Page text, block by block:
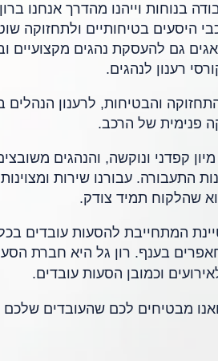
בנוחות וייהנו מהדרך אנחנו
היסעים בטיחותיים ולתחזוקה
גם להעסקת נהגים מקצועיים
רענון לנהגים.
והבטיחות, לרענון הנהלים
פנימית של הרכב.
קפדני ונוקשה, והנהגים
התעבורה. עבורנו שירות
שהלקוח תמיד צודק.
המתחייבת להסעות עובדים
בענף. רון גל היא חברת
וכמובן הסעות עובדים.
מבטיחים לכם שהעובדים שלכם